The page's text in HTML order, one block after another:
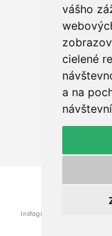
vášho
cielené
a na
© 2015 - 2026
Instagram